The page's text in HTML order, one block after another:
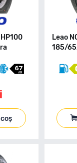
Leao
185/